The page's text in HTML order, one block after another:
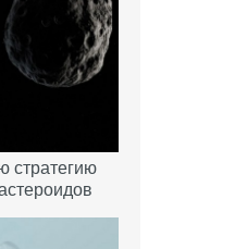
стратегию